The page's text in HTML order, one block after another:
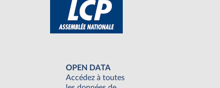
OPEN DATA
Accédez à toutes